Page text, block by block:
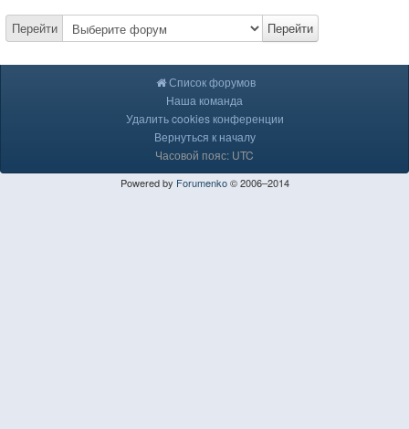
Перейти Перейти
Список форумов
Наша команда
Удалить cookies конференции
Вернуться к началу
Часовой пояс: UTC
Powered by Forumenko© 2006–2014